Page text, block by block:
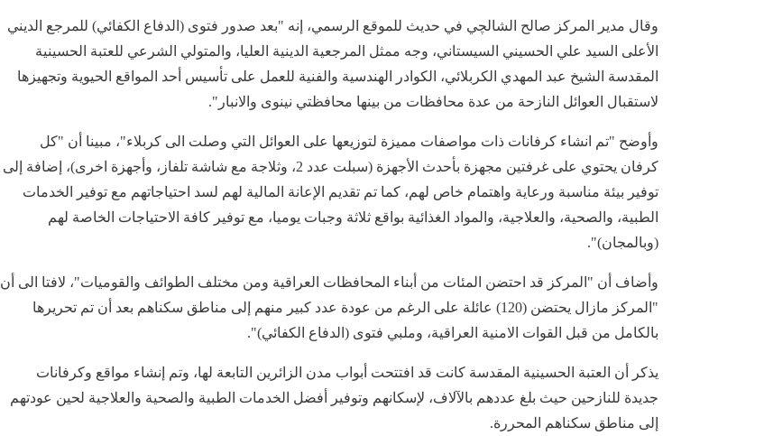
وقال مدير المركز صالح الشالچي في حديث للموقع الرسمي، إنه "بعد صدور فتوى (الدفاع الكفائي) للمرجع الديني
الأعلى السيد علي الحسيني السيستاني، وجه ممثل المرجعية الدينية العليا، والمتولي الشرعي للعتبة الحسينية
المقدسة الشيخ عبد المهدي الكربلائي، الكوادر الهندسية والفنية للعمل على تأسيس أحد المواقع الحيوية وتجهيزها
لاستقبال العوائل النازحة من عدة محافظات من بينها محافظتي نينوى والانبار".
وأوضح "تم انشاء كرفانات ذات مواصفات مميزة لتوزيعها على العوائل التي وصلت الى كربلاء"، مبينا أن "كل
كرفان يحتوي على غرفتين مجهزة بأحدث الأجهزة (سبلت عدد 2، وثلاجة مع شاشة تلفاز، وأجهزة اخرى)، إضافة إلى
توفير بيئة مناسبة ورعاية واهتمام خاص لهم، كما تم تقديم الإعانة المالية لهم لسد احتياجاتهم مع توفير الخدمات
الطبية، والصحية، والعلاجية، والمواد الغذائية بواقع ثلاثة وجبات يوميا، مع توفير كافة الاحتياجات الخاصة لهم
(وبالمجان)".
وأضاف أن "المركز قد احتضن المئات من أبناء المحافظات العراقية ومن مختلف الطوائف والقوميات"، لافتا الى أن
"المركز مازال يحتضن (120) عائلة على الرغم من عودة عدد كبير منهم إلى مناطق سكناهم بعد أن تم تحريرها
بالكامل من قبل القوات الامنية العراقية، وملبي فتوى (الدفاع الكفائي)".
يذكر أن العتبة الحسينية المقدسة كانت قد افتتحت أبواب مدن الزائرين التابعة لها، وتم إنشاء مواقع وكرفانات
جديدة للنازحين حيث بلغ عددهم بالآلاف، لإسكانهم وتوفير أفضل الخدمات الطبية والصحية والعلاجية لحين عودتهم
إلى مناطق سكناهم المحررة.